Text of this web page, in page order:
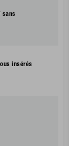
sans
insérés